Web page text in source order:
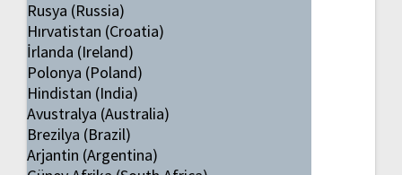
Rusya (Russia)
Hırvatistan (Croatia)
İrlanda (Ireland)
Polonya (Poland)
Hindistan (India)
Avustralya (Australia)
Brezilya (Brazil)
Arjantin (Argentina)